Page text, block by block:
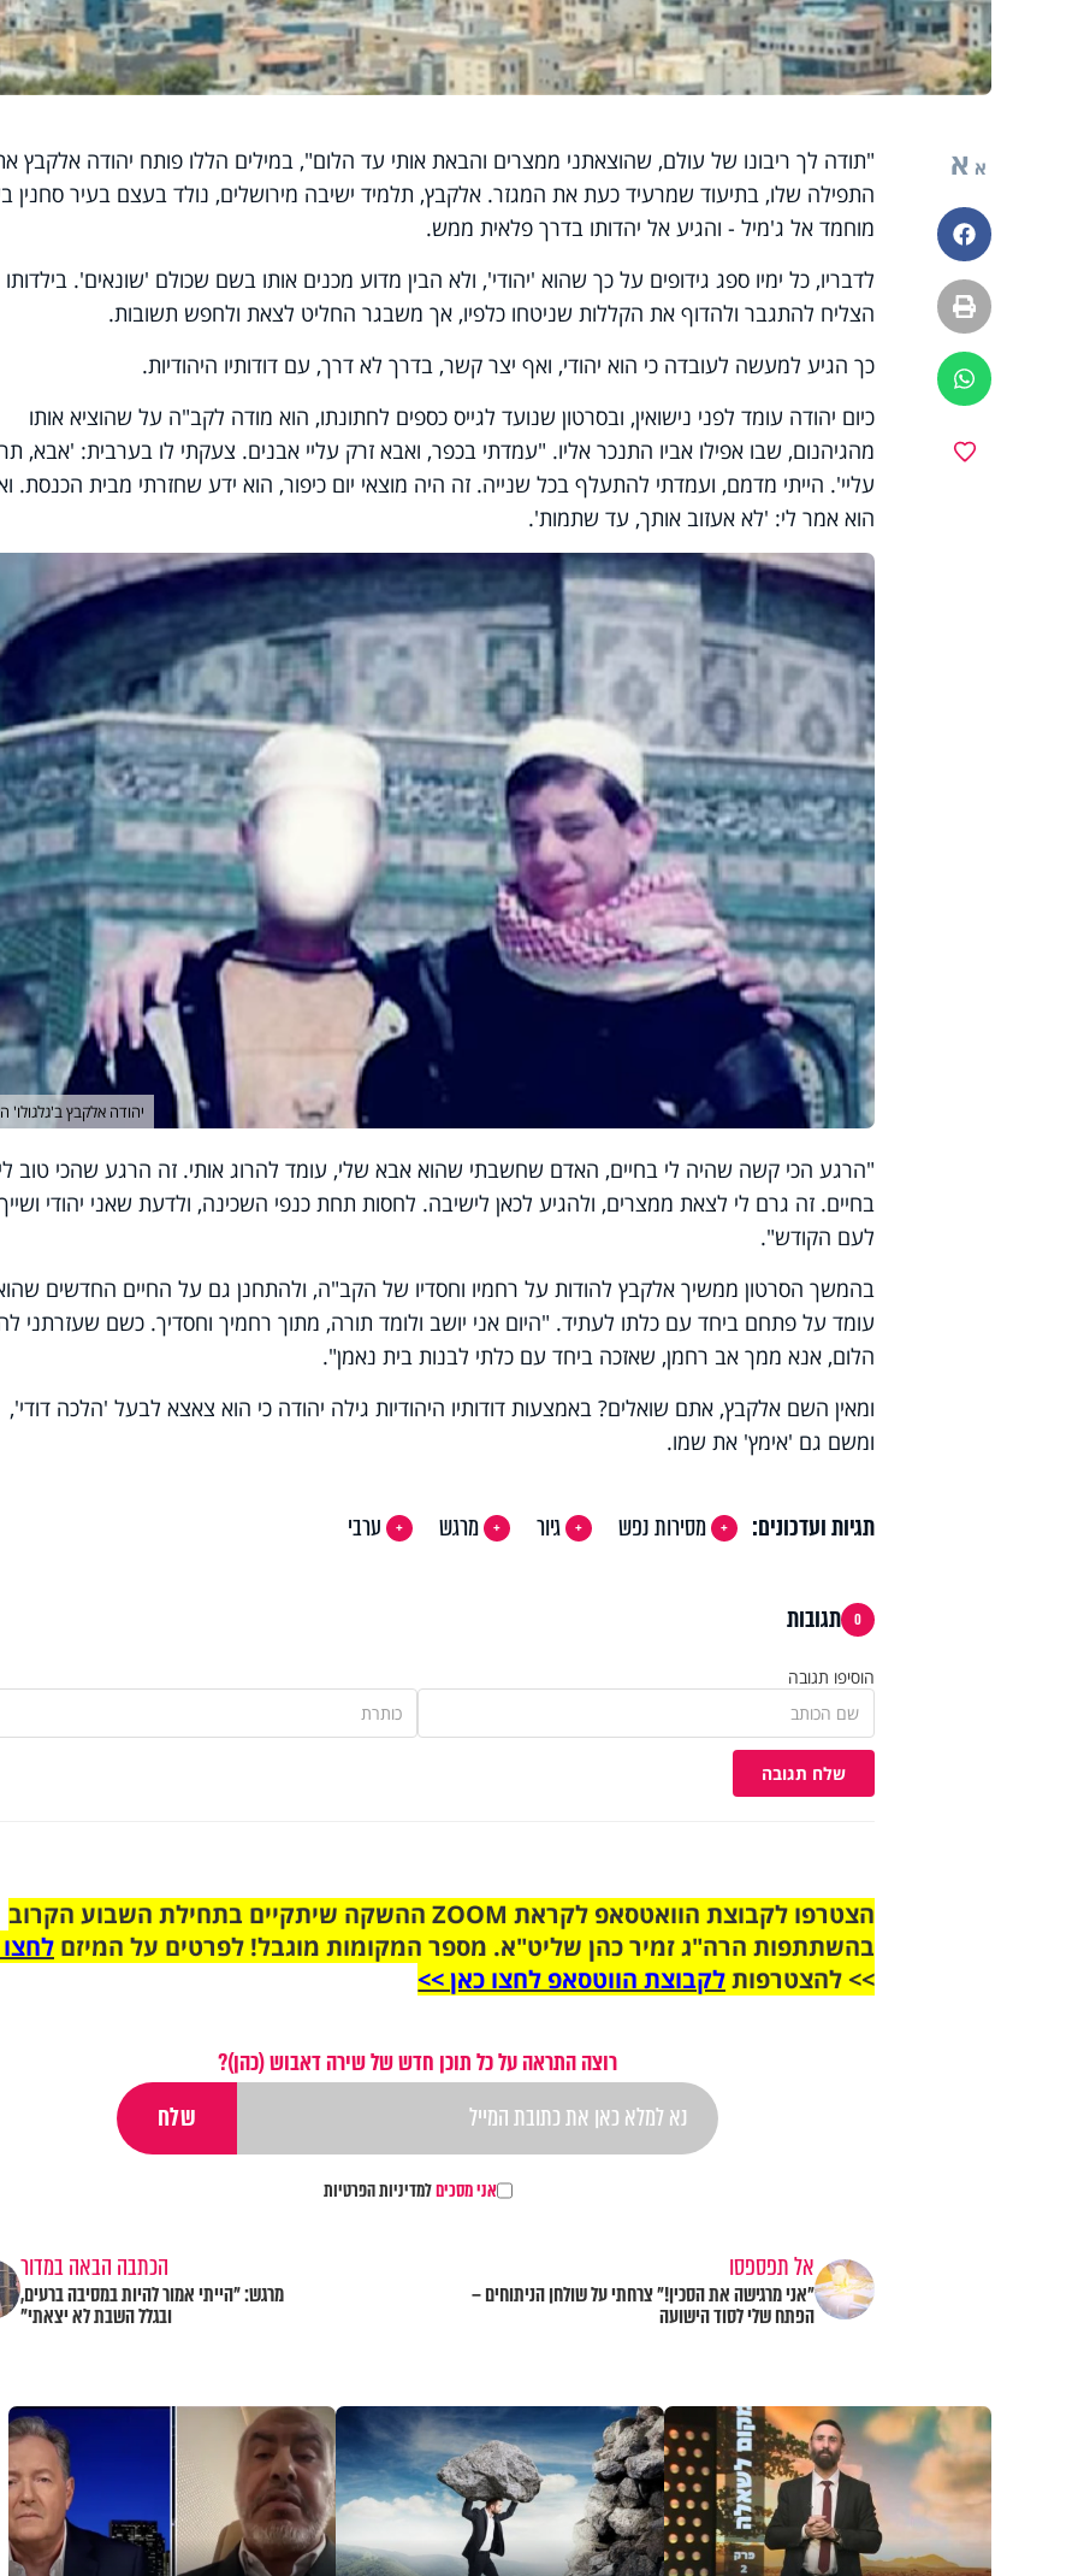
א א
פייסבוק
הדפסה
ווטסאפ
"תודה לך ריבונו של עולם, שהוצאתני ממצרים והבאת אותי עד הלום", במילים הללו פותח יהודה אלקבץ
התפילה שלו, בתיעוד שמרעיד כעת את המגזר. אלקבץ, תלמיד ישיבה מירושלים, נולד בעצם בעיר סחנין
מוחמד אל ג'מיל - והגיע אל יהדותו בדרך פלאית ממש.
לדבריו, כל ימיו ספג גידופים על כך שהוא 'יהודי', ולא הבין מדוע מכנים אותו בשם שכולם 'שונאים'.
הצליח להתגבר ולהדוף את הקללות שניטחו כלפיו, אך משבגר החליט לצאת ולחפש תשובות.
כך הגיע למעשה לעובדה כי הוא יהודי, ואף יצר קשר, בדרך לא דרך, עם דודותיו היהודיות.
כיום יהודה עומד לפני נישואין, ובסרטון שנועד לגייס כספים לחתונתו, הוא מודה לקב"ה על שהוציא אותו
מהגיהנום, שבו אפילו אביו התנכר אליו. "עמדתי בכפר, ואבא זרק עליי אבנים. צעקתי לו בערבית: 'אבא,
עליי'. הייתי מדמם, ועמדתי להתעלף בכל שנייה. זה היה מוצאי יום כיפור, הוא ידע שחזרתי מבית הכנסת.
הוא אמר לי: 'לא אעזוב אותך, עד שתמות'.
יהודה אלקבץ ב'גלגולו'
"הרגע הכי קשה שהיה לי בחיים, האדם שחשבתי שהוא אבא שלי, עומד להרוג אותי. זה הרגע שהכי טוב לי
בחיים. זה גרם לי לצאת ממצרים, ולהגיע לכאן לישיבה. לחסות תחת כנפי השכינה, ולדעת שאני יהודי ושייך
לעם הקודש".
בהמשך הסרטון ממשיך אלקבץ להודות על רחמיו וחסדיו של הקב"ה, ולהתחנן גם על החיים החדשים
עומד על פתחם ביחד עם כלתו לעתיד. "היום אני יושב ולומד תורה, מתוך רחמיך וחסדיך. כשם שעזרתני
הלום, אנא ממך אב רחמן, שאזכה ביחד עם כלתי לבנות בית נאמן".
ומאין השם אלקבץ, אתם שואלים? באמצעות דודותיו היהודיות גילה יהודה כי הוא צאצא לבעל 'הלכה דודי',
ומשם גם 'אימץ' את שמו.
תגיות ועדכונים: מסירות נפש גיור מרגש ערבי
0 תגובות
הוסיפו תגובה
שלח תגובה
הצטרפו לקבוצת הוואטסאפ לקראת ZOOM ההשקה שיתקיים בתחילת השבוע הקרוב
בהשתתפות הרה"ג זמיר כהן שליט"א. מספר המקומות מוגבל! לפרטים על המיזם
>> להצטרפותלקבוצת הווטסאפ לחצו כאן >>
רוצה התראה על כל תוכן חדש של שירה דאבוש (כהן)?
אני מסכיםלמדיניות הפרטיות
אל תפספסו
"אני מרגישה את הסכין!" צרחתי על שולחן הניתוחים –
הפתח שלי לסוד הישועה
הכתבה הבאה במדור
מרגש: "הייתי אמור להיות במסיבה ברעים,
ובגלל השבת לא יצאתי"